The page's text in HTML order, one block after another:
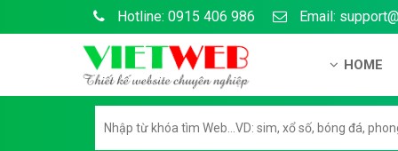
Hotline: 0915 406 986 Email:
HOME